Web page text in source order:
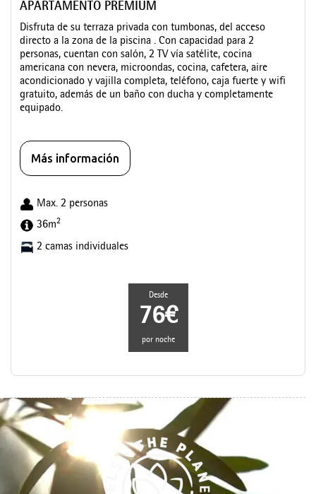
APARTAMENTO PREMIUM
Disfruta de su terraza privada con tumbonas, del acceso
directo a la zona de la piscina . Con capacidad para 2
personas, cuentan con salón, 2 TV vía satélite, cocina
americana con nevera, microondas, cocina, cafetera, aire
acondicionado y vajilla completa, teléfono, caja fuerte y wifi
gratuito, además de un baño con ducha y completamente
equipado.
Más información
Max. 2 personas
36m2
2 camas individuales
Desde
76€
por noche